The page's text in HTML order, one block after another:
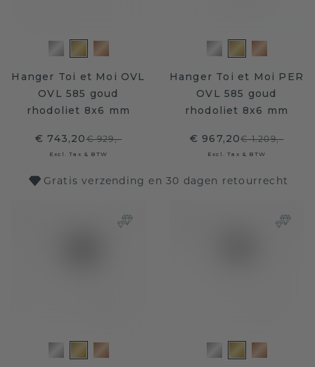
Hanger Toi et Moi OVL
OVL 585 goud
rhodoliet 8x6 mm
€ 743,20€ 929,-
Excl. Tax & BTW
Hanger Toi et Moi PER
OVL 585 goud
rhodoliet 8x6 mm
€ 967,20€ 1.209,-
Excl. Tax & BTW
Gratis verzending en 30 dagen retourrecht